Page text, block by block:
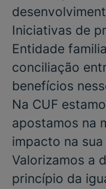
Iniciativas de
Entidade
conciliação
benefícios
Na CUF
apostamos na
impacto na
Valorizamos a
princípio da